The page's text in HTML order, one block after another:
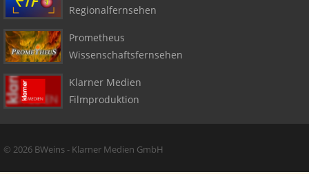
© 2026 BWeins - Klarner Medien GmbH
Regionalfernsehen
Prometheus
Wissenschaftsfernsehen
Klarner Medien
Filmproduktion